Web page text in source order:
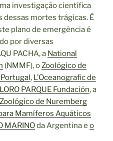
investigação científica
dessas mortes trágicas. É
plano de emergência é
por diversas
PACHA, a National
(NMMF), oZoológico de
, L’Oceanografic de
LORO PARQUE Fundación, a
de Nuremberg
Mamíferos Aquáticos
MARINOda Argentina e o